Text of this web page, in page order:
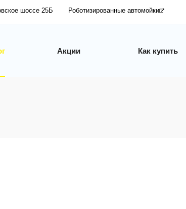
шоссе 25Б Роботизированные автомойки
Акции Как купить